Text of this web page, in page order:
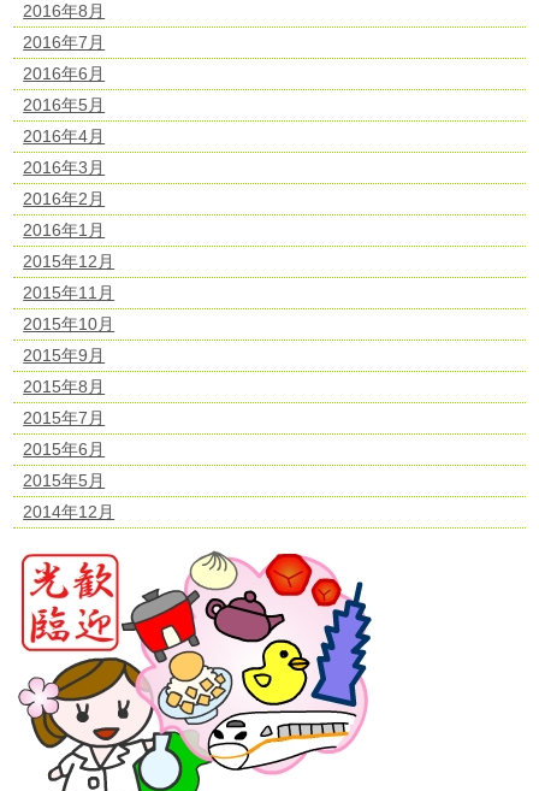
2016年8月
2016年7月
2016年6月
2016年5月
2016年4月
2016年3月
2016年2月
2016年1月
2015年12月
2015年11月
2015年10月
2015年9月
2015年8月
2015年7月
2015年6月
2015年5月
2014年12月